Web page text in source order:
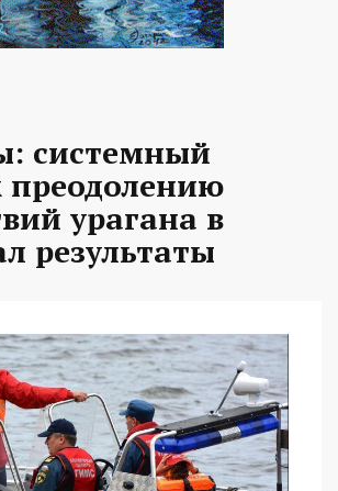
системный
преодолению
урагана в
результаты